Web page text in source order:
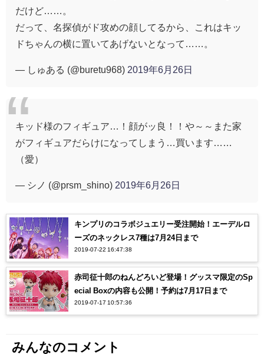
だけど……。
だって、名探偵がド攻めの顔してるから、これはキッ
ドちゃんの横に置いてあげないとなって……。
— しゅある (@buretu968) 2019年6月26日
キッド様のフィギュア…！顔がッ良！！や～～また家
がフィギュアだらけになってしまう…買います……
（愛）
— シノ (@prsm_shino) 2019年6月26日
キンプリのコラボジュエリー受注開始！エーデルロ
ーズのネックレス7種は7月24日まで
2019-07-22 16:47:38
赤司征十郎のねんどろいど登場！グッスマ限定のSp
ecial Boxの内容も公開！予約は7月17日まで
2019-07-17 10:57:36
みんなのコメント